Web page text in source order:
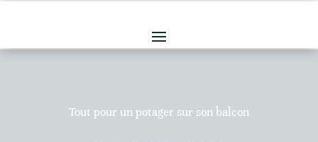
Tout pour un potager sur son balcon